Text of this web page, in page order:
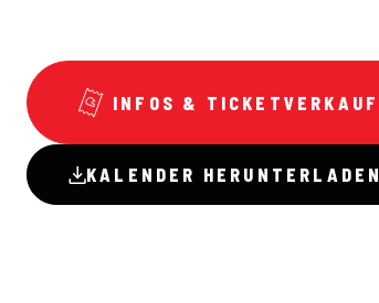
INFOS & TICKETVERKAUF
KALENDER HERUNTERLADEN